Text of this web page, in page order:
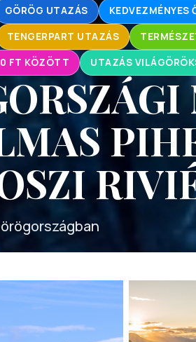
GÖRÖG UTAZÁS
TENGERPART UTAZÁS
FT KÖZÖTT UTAZÁS